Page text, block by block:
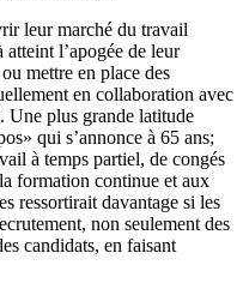
leur marché du travail
l’apogée de leur
mettre en place des
en collaboration avec
Une plus grande latitude
qui s’annonce à 65 ans;
à temps partiel, de congés
formation continue et aux
ressortirait davantage si les
non seulement des
candidats, en faisant